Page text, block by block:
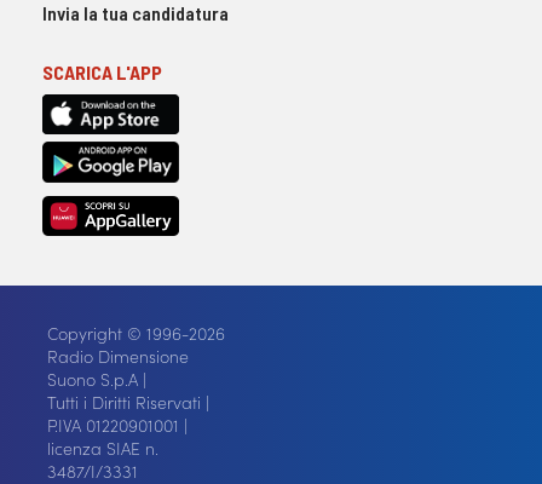
Invia la tua candidatura
SCARICA L'APP
Copyright © 1996-2026
Radio Dimensione
Suono S.p.A |
Tutti i Diritti Riservati |
P.IVA 01220901001 |
licenza SIAE n.
3487/I/3331